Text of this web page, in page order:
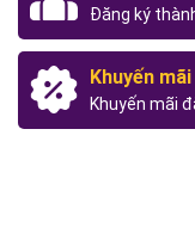
Đăng ký
Khuyến mãi
Khuyến mãi